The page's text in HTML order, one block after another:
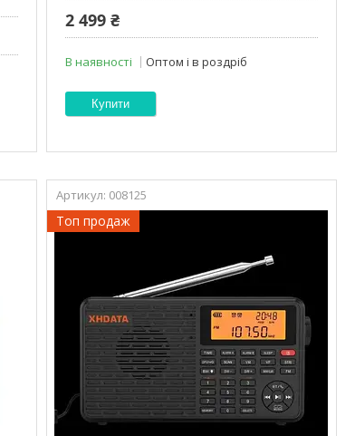
2 499 ₴
В наявності Оптом і в роздріб
Купити
008125
Топ продаж